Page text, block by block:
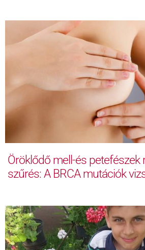
Öröklődő mell-és petefészek
szűrés: A BRCA mutációk